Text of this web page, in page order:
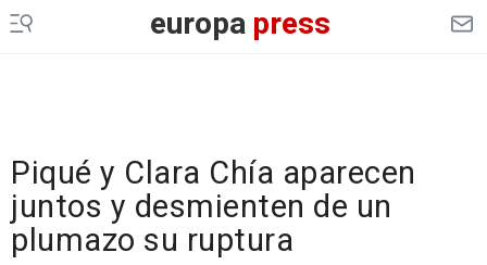
europapress
Piqué y Clara Chía aparecen
juntos y desmienten de un
plumazo su ruptura